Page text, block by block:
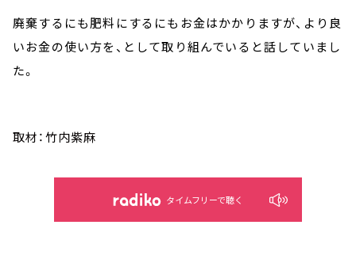
廃棄するにも肥料にするにもお金はかかりますが、より良
いお金の使い方を、として取り組んでいると話していまし
た。
取材：竹内紫麻
タイムフリーで聴く